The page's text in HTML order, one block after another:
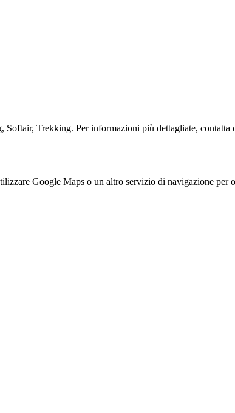
Trekking. Per informazioni più dettagliate, contatta
Google Maps o un altro servizio di navigazione per